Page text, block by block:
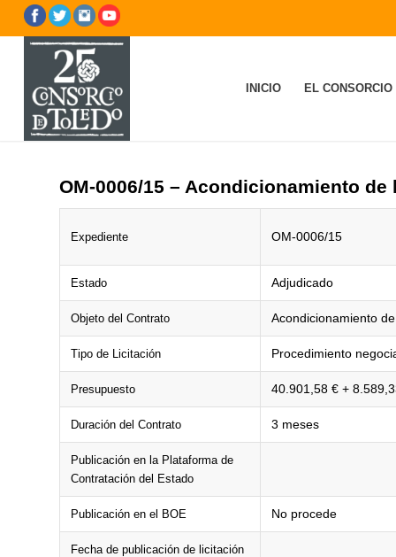
INICIO EL CONSORCIO
OM-0006/15 – Acondicionamiento
Expediente OM-0006/15
Estado Adjudicado
Objeto del Contrato Acondicionamiento
Tipo de Licitación Procedimiento
Presupuesto 40.901,58 € +
Duración del Contrato 3 meses
Publicación en la Plataforma de
Contratación del Estado
Publicación en el BOE No procede
Fecha de publicación de licitación